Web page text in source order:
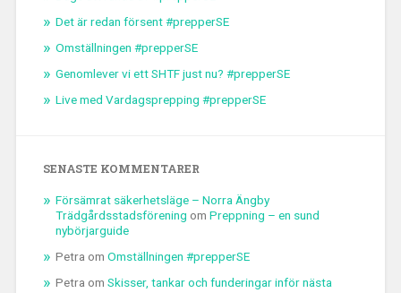
Det är redan försent #prepperSE
Omställningen #prepperSE
Genomlever vi ett SHTF just nu? #prepperSE
Live med Vardagsprepping #prepperSE
SENASTE KOMMENTARER
Försämrat säkerhetsläge – Norra Ängby
Trädgårdsstadsförening om Preppning – en sund
nybörjarguide
Petra om Omställningen #prepperSE
Petra om Skisser, tankar och funderingar inför nästa